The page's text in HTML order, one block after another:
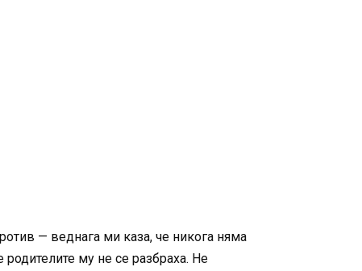
— веднага ми каза, че никога няма
му не се разбраха. Не